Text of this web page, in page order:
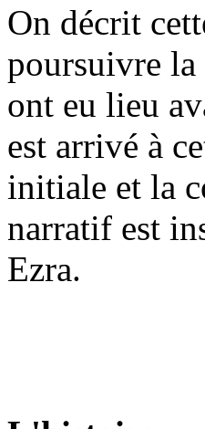
On décrit
poursuivre la
ont eu lieu
est arrivé à
initiale et la
narratif est
Ezra.